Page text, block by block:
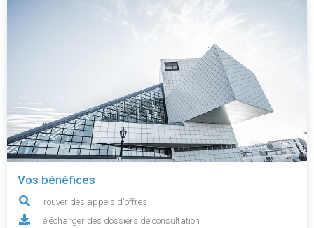
Vos bénéfices
Trouver des appels d'offres
Télécharger des dossiers de consultation